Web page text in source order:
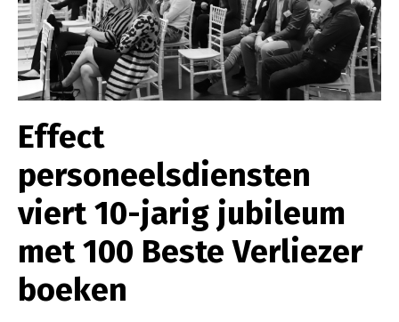
Effect
personeelsdiensten
viert 10-jarig jubileum
met 100 Beste Verliezer
boeken